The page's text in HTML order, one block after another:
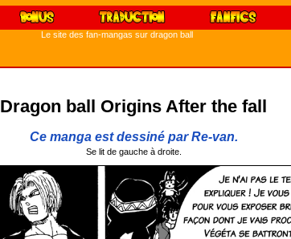
Le site des fan-mangas sur dragon ball
Dragon ball Origins After the fall
Ce manga est dessiné par Re-van.
Se lit de gauche à droite.